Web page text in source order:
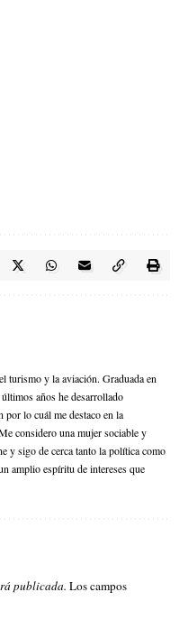
turismo y la aviación. Graduada en
años he desarrollado
lo cuál me destaco en la
considero una mujer sociable y
y sigo de cerca tanto la política como
amplio espíritu de intereses que
publicada. Los campos